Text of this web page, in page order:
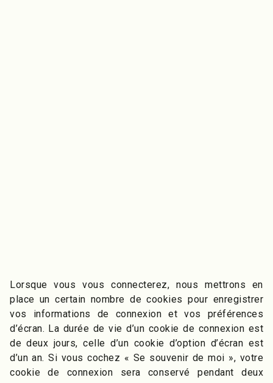
Lorsque vous vous connecterez, nous mettrons en
place un certain nombre de cookies pour enregistrer
vos informations de connexion et vos préférences
d’écran. La durée de vie d’un cookie de connexion est
de deux jours, celle d’un cookie d’option d’écran est
d’un an. Si vous cochez « Se souvenir de moi », votre
cookie de connexion sera conservé pendant deux